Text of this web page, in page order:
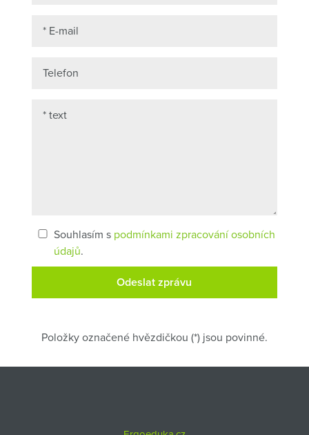
Souhlasím s podmínkami zpracování osobních
údajů.
Položky označené hvězdičkou (*) jsou povinné.